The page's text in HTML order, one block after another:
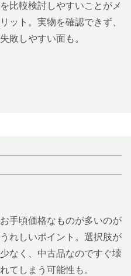
を比較検討しやすいことがメ
リット。実物を確認できず、
失敗しやすい面も。
お手頃価格なものが多いのが
うれしいポイント。選択肢が
少なく、中古品なのですぐ壊
れてしまう可能性も。